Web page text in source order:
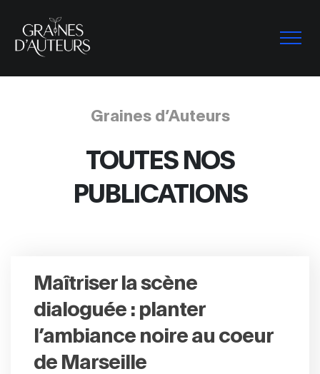
Graines d’Auteurs
TOUTES NOS
PUBLICATIONS
Maîtriser la scène
dialoguée : planter
l’ambiance noire au coeur
de Marseille